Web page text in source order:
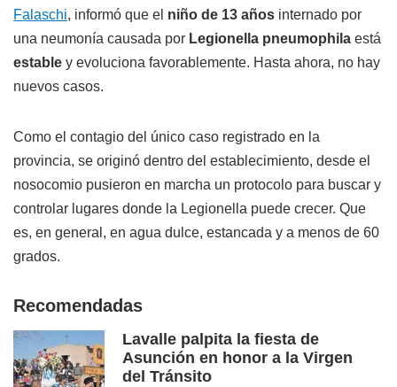
Falaschi, informó que el niño de 13 años internado por
una neumonía causada por Legionella pneumophila está
estable y evoluciona favorablemente. Hasta ahora, no hay
nuevos casos.
Como el contagio del único caso registrado en la
provincia, se originó dentro del establecimiento, desde el
nosocomio pusieron en marcha un protocolo para buscar y
controlar lugares donde la Legionella puede crecer. Que
es, en general, en agua dulce, estancada y a menos de 60
grados.
Recomendadas
Lavalle palpita la fiesta de
Asunción en honor a la Virgen
del Tránsito